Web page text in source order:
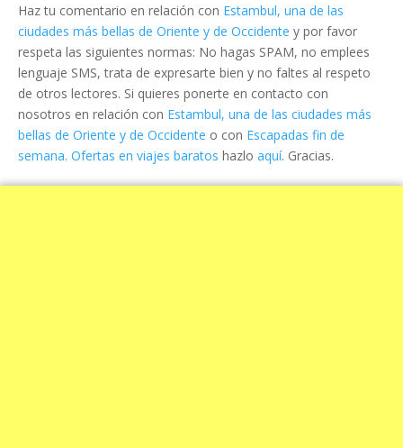
Haz tu comentario en relación con Estambul, una de las
ciudades más bellas de Oriente y de Occidente y por favor
respeta las siguientes normas: No hagas SPAM, no emplees
lenguaje SMS, trata de expresarte bien y no faltes al respeto
de otros lectores. Si quieres ponerte en contacto con
nosotros en relación con Estambul, una de las ciudades más
bellas de Oriente y de Occidente o con Escapadas fin de
semana. Ofertas en viajes baratos hazlo aquí. Gracias.